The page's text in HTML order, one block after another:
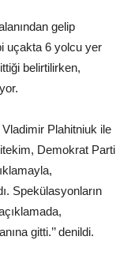
gelip
uçakta 6 yolcu yer
belirtilirken,
Plahitniuk ile
Demokrat Parti
Spekülasyonların
gitti.’’ denildi.